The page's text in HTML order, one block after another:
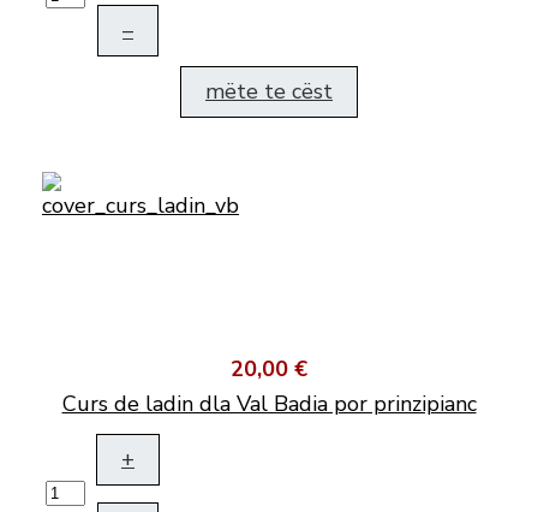
–
mëte te cëst
20,00 €
Curs de ladin dla Val Badia por prinzipianc
+